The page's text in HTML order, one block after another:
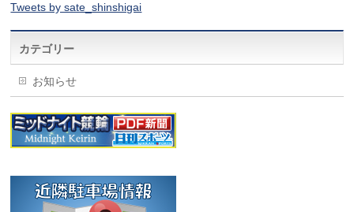
Tweets by sate_shinshigai
カテゴリー
お知らせ